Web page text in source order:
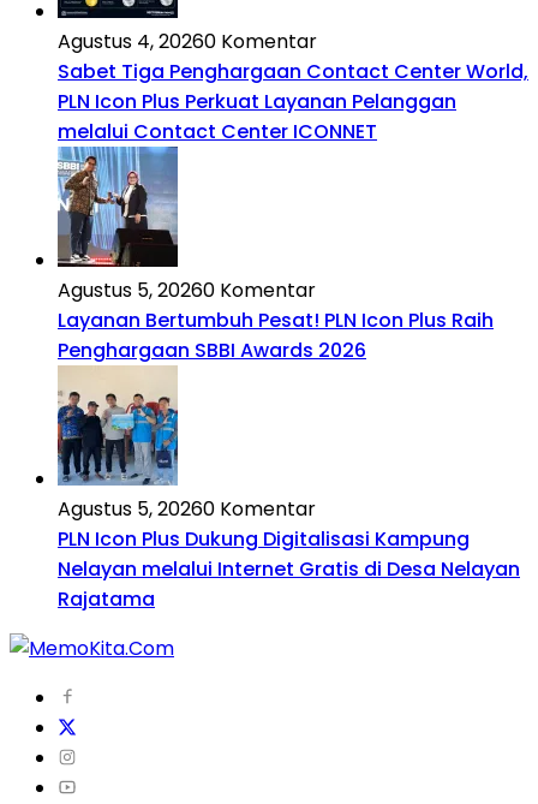
Agustus 4, 20260 Komentar
Sabet Tiga Penghargaan Contact Center World,
PLN Icon Plus Perkuat Layanan Pelanggan
melalui Contact Center ICONNET
Agustus 5, 20260 Komentar
Layanan Bertumbuh Pesat! PLN Icon Plus Raih
Penghargaan SBBI Awards 2026
Agustus 5, 20260 Komentar
PLN Icon Plus Dukung Digitalisasi Kampung
Nelayan melalui Internet Gratis di Desa Nelayan
Rajatama